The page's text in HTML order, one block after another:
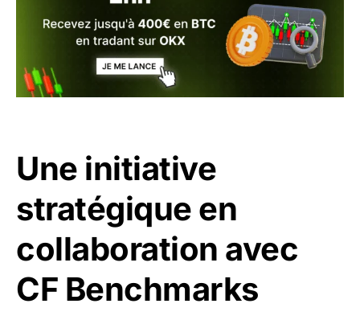
Une initiative
stratégique en
collaboration avec
CF Benchmarks